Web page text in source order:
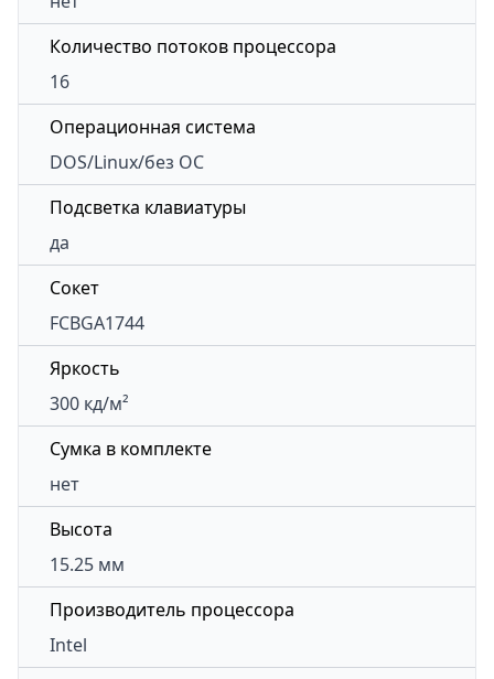
Количество потоков процессора
16
Операционная система
DOS/Linux/без ОС
Подсветка клавиатуры
да
Сокет
FCBGA1744
Яркость
300 кд/м²
Сумка в комплекте
нет
Высота
15.25 мм
Производитель процессора
Intel